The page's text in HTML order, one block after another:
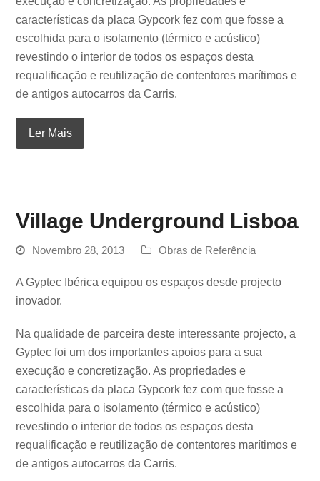
características da placa Gypcork fez com que fosse a
escolhida para o isolamento (térmico e acústico)
revestindo o interior de todos os espaços desta
requalificação e reutilização de contentores marítimos e
de antigos autocarros da Carris.
Ler Mais
Village Underground Lisboa
Novembro 28, 2013 Obras de Referência
A Gyptec Ibérica equipou os espaços desde projecto
inovador.
Na qualidade de parceira deste interessante projecto, a
Gyptec foi um dos importantes apoios para a sua
execução e concretização. As propriedades e
características da placa Gypcork fez com que fosse a
escolhida para o isolamento (térmico e acústico)
revestindo o interior de todos os espaços desta
requalificação e reutilização de contentores marítimos e
de antigos autocarros da Carris.